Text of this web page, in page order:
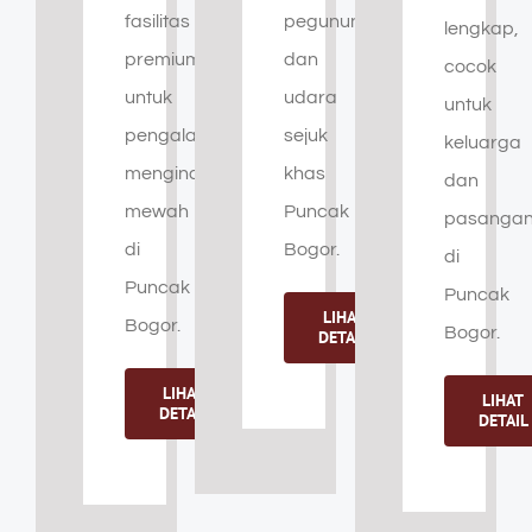
fasilitas
premium
untuk
pengalaman
menginap
mewah
di
Puncak
Bogor.
LIHAT
DETAIL
pegunungan
dan
udara
sejuk
khas
Puncak
Bogor.
LIHAT
DETAIL
lengkap,
cocok
untuk
keluarga
dan
di
Puncak
Bogor.
LIHAT
DETAIL